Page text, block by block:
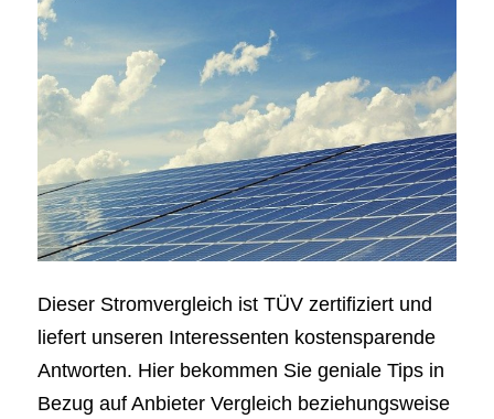
Dieser Stromvergleich ist TÜV zertifiziert und
liefert unseren Interessenten kostensparende
Antworten. Hier bekommen Sie geniale Tips in
Bezug auf Anbieter Vergleich beziehungsweise